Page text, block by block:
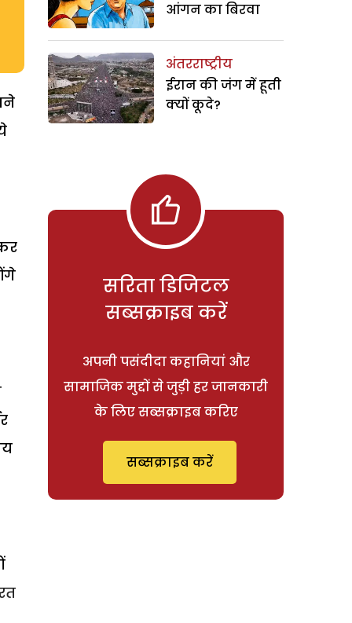
आंगन का बिरवा
अंतरराष्ट्रीय
ईरान की जंग में हूती
क्यों कूदे?
सरिता डिजिटल
सब्सक्राइब करें
अपनी पसंदीदा कहानियां और
सामाजिक मुद्दों से जुड़ी हर जानकारी
के लिए सब्सक्राइब करिए
सब्सक्राइब करें